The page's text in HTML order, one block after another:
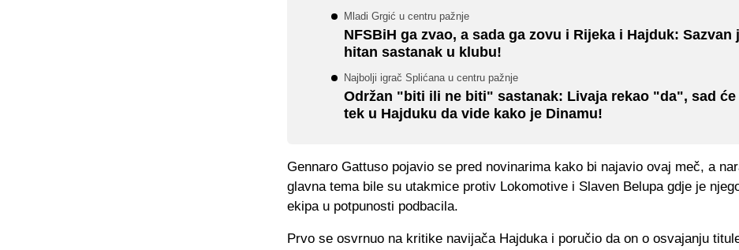
Mladi Grgić u centru pažnje
NFSBiH ga zvao, a sada ga zovu i Rijeka i Hajduk: Sazvan
hitan sastanak u klubu!
Najbolji igrač Splićana u centru pažnje
Održan "biti ili ne biti" sastanak: Livaja rekao "da", sad će
tek u Hajduku da vide kako je Dinamu!
Gennaro Gattuso pojavio se pred novinarima kako bi najavio ovaj meč, a
glavna tema bile su utakmice protiv Lokomotive i Slaven Belupa gdje je
ekipa u potpunosti podbacila.
Prvo se osvrnuo na kritike navijača Hajduka i poručio da on o osvajanju